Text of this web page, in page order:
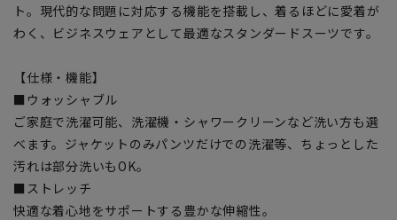
ト。現代的な問題に対応する機能を搭載し、着るほどに愛着が
わく、ビジネスウェアとして最適なスタンダードスーツです。
【仕様・機能】
■ウォッシャブル
ご家庭で洗濯可能、洗濯機・シャワークリーンなど洗い方も選
べます。ジャケットのみパンツだけでの洗濯等、ちょっとした
汚れは部分洗いもOK。
■ストレッチ
快適な着心地をサポートする豊かな伸縮性。